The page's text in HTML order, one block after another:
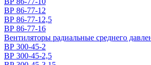
ВР 86-77-12
ВР 86-77-12,5
ВР 86-77-16
Вентиляторы радиальные среднего
ВР 300-45-2
ВР 300-45-2,5